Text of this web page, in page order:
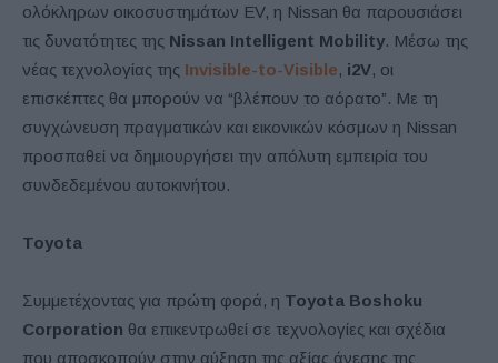
ολόκληρων οικοσυστημάτων EV, η Nissan θα παρουσιάσει
τις δυνατότητες της Nissan Intelligent Mobility. Μέσω της
νέας τεχνολογίας της Invisible-to-Visible, i2V, οι
επισκέπτες θα μπορούν να “βλέπουν το αόρατο”. Με τη
συγχώνευση πραγματικών και εικονικών κόσμων η Nissan
προσπαθεί να δημιουργήσει την απόλυτη εμπειρία του
συνδεδεμένου αυτοκινήτου.
Toyota
Συμμετέχοντας για πρώτη φορά, η Toyota Boshoku
Corporation θα επικεντρωθεί σε τεχνολογίες και σχέδια
που αποσκοπούν στην αύξηση της αξίας άνεσης της